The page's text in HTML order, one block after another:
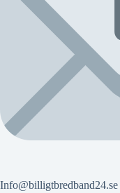
Info@billigtbredband24.se